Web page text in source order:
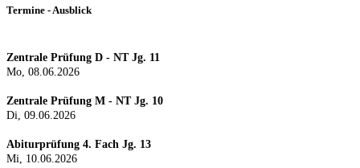
Termine - Ausblick
Zentrale Prüfung D - NT Jg. 11
Mo, 08.06.2026
Zentrale Prüfung M - NT Jg. 10
Di, 09.06.2026
Abiturprüfung 4. Fach Jg. 13
Mi, 10.06.2026